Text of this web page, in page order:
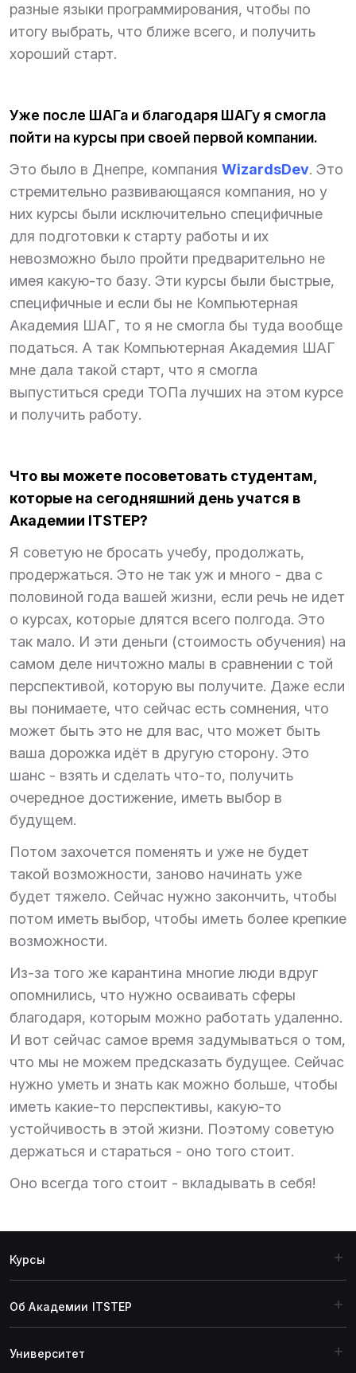
разные языки программирования, чтобы по
итогу выбрать, что ближе всего, и получить
хороший старт.
Уже после ШАГа и благодаря ШАГу я смогла
пойти на курсы при своей первой компании.
Это было в Днепре, компания WizardsDev. Это
стремительно развивающаяся компания, но у
них курсы были исключительно специфичные
для подготовки к старту работы и их
невозможно было пройти предварительно не
имея какую-то базу. Эти курсы были быстрые,
специфичные и если бы не Компьютерная
Академия ШАГ, то я не смогла бы туда вообще
податься. А так Компьютерная Академия ШАГ
мне дала такой старт, что я смогла
выпуститься среди ТОПа лучших на этом курсе
и получить работу.
Что вы можете посоветовать студентам,
которые на сегодняшний день учатся в
Академии ITSTEP?
Я советую не бросать учебу, продолжать,
продержаться. Это не так уж и много - два с
половиной года вашей жизни, если речь не идет
о курсах, которые длятся всего полгода. Это
так мало. И эти деньги (стоимость обучения) на
самом деле ничтожно малы в сравнении с той
перспективой, которую вы получите. Даже если
вы понимаете, что сейчас есть сомнения, что
может быть это не для вас, что может быть
ваша дорожка идёт в другую сторону. Это
шанс - взять и сделать что-то, получить
очередное достижение, иметь выбор в
будущем.
Потом захочется поменять и уже не будет
такой возможности, заново начинать уже
будет тяжело. Сейчас нужно закончить, чтобы
потом иметь выбор, чтобы иметь более крепкие
возможности.
Из-за того же карантина многие люди вдруг
опомнились, что нужно осваивать сферы
благодаря, которым можно работать удаленно.
И вот сейчас самое время задумываться о том,
что мы не можем предсказать будущее. Сейчас
нужно уметь и знать как можно больше, чтобы
иметь какие-то перспективы, какую-то
устойчивость в этой жизни. Поэтому советую
держаться и стараться - оно того стоит.
Оно всегда того стоит - вкладывать в себя!
Курсы
Об Академии ITSTEP
Университет